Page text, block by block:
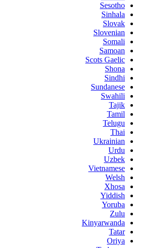
Sesotho
Sinhala
Slovak
Slovenian
Somali
Samoan
Scots Gaelic
Shona
Sindhi
Sundanese
Swahili
Tajik
Tamil
Telugu
Thai
Ukrainian
Urdu
Uzbek
Vietnamese
Welsh
Xhosa
Yiddish
Yoruba
Zulu
Kinyarwanda
Tatar
Oriya